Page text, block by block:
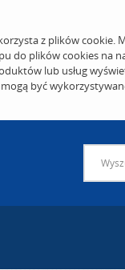
z plików cookie.
do plików cookies na
lub usług
być